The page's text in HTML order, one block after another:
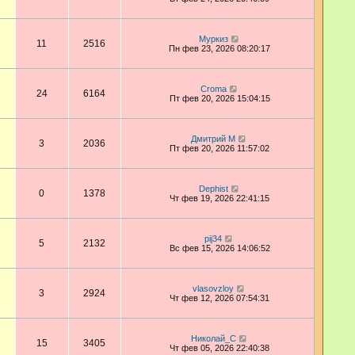
11 2516
Муркиз
Пн фев 23, 2026 08:20:17
24 6164
Croma
Пт фев 20, 2026 15:04:15
3 2036
Дмитрий М
Пт фев 20, 2026 11:57:02
0 1378
Dephist
Чт фев 19, 2026 22:41:15
5 2132
pij34
Вс фев 15, 2026 14:06:52
3 2924
vlasovzloy
Чт фев 12, 2026 07:54:31
15 3405
Николай_С
Чт фев 05, 2026 22:40:38